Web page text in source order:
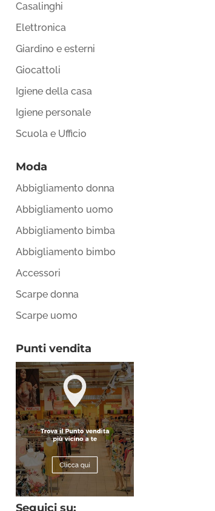
Casalinghi
Elettronica
Giardino e esterni
Giocattoli
Igiene della casa
Igiene personale
Scuola e Ufficio
Moda
Abbigliamento donna
Abbigliamento uomo
Abbigliamento bimba
Abbigliamento bimbo
Accessori
Scarpe donna
Scarpe uomo
Punti vendita
Seguici su: